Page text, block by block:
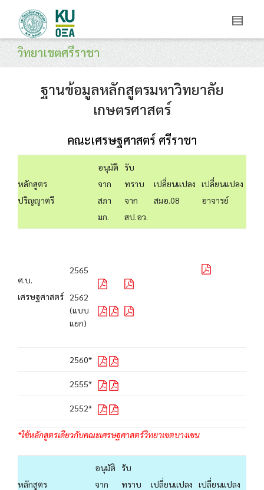
วิทยาเขตศรีราชา
ฐานข้อมูลหลักสูตรมหาวิทยาลัย
เกษตรศาสตร์
คณะเศรษฐศาสตร์ ศรีราชา
หลักสูตร
ปริญญาตรี
อนุมัติ
จาก
สภา
มก.
รับ
ทราบ
จาก
สป.อว.
เปลี่ยนแปลง
สมอ.08
เปลี่ยนแปลง
อาจารย์
ศ.บ.
เศรษฐศาสตร์
2565
2562
(แบบ
แยก)
2560*
2555*
2552*
*ใช้หลักสูตรเดียวกับคณะเศรษฐศาสตร์วิทยาเขตบางเขน
หลักสูตร
อนุมัติ
จาก
รับ
ทราบ
เปลี่ยนแปลง
เปลี่ยนแปลง